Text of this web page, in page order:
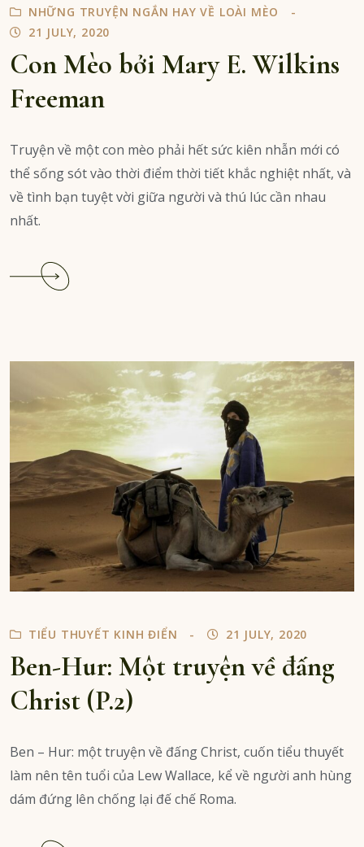
NHỮNG TRUYỆN NGẮN HAY VỀ LOÀI MÈO
21 JULY, 2020
Con Mèo bởi Mary E. Wilkins
Freeman
Truyện về một con mèo phải hết sức kiên nhẫn mới có
thể sống sót vào thời điểm thời tiết khắc nghiệt nhất, và
về tình bạn tuyệt vời giữa người và thú lúc cần nhau
nhất.
Wilkins
Freeman
TIỂU THUYẾT KINH ĐIỂN 21 JULY, 2020
Ben-Hur: Một truyện về đấng
Christ (P.2)
Ben – Hur: một truyện về đấng Christ, cuốn tiểu thuyết
làm nên tên tuổi của Lew Wallace, kể về người anh hùng
dám đứng lên chống lại đế chế Roma.